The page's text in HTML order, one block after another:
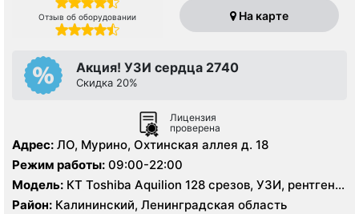
Отзыв об оборудовании На карте
Акция! УЗИ сердца 2740
Скидка 20%
Лицензия
проверена
Адрес: ЛО, Мурино, Охтинская аллея д. 18
Режим работы: 09:00-22:00
Модель: КТ Toshiba Aquilion 128 срезов, УЗИ, рентген
цифровой
Район: Калининский, Ленинградская область